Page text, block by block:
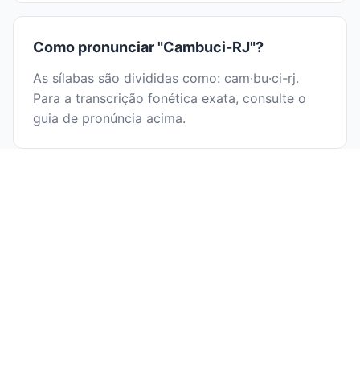
Como pronunciar "Cambuci-RJ"?
As sílabas são divididas como: cam·bu·ci-rj.
Para a transcrição fonética exata, consulte o
guia de pronúncia acima.